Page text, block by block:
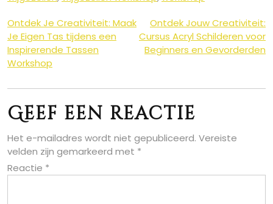
Berichtnavigatie
Ontdek Je Creativiteit: Maak
Je Eigen Tas tijdens een
Inspirerende Tassen
Workshop
Ontdek Jouw Creativiteit:
Cursus Acryl Schilderen voor
Beginners en Gevorderden
Geef een reactie
Het e-mailadres wordt niet gepubliceerd. Vereiste
velden zijn gemarkeerd met *
Reactie *